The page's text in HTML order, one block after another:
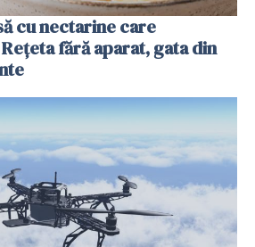
cu nectarine care
fără aparat, gata din